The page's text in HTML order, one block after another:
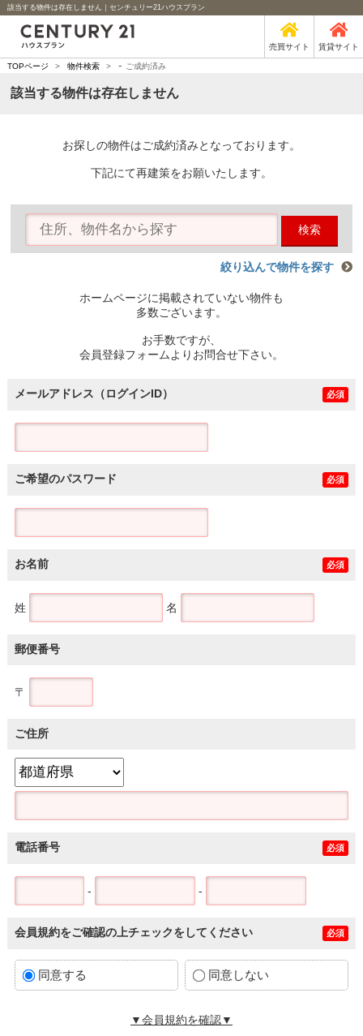
該当する物件は存在しません｜センチュリー21ハウスプラン
売買サイト 賃貸サイト
TOPページ > 物件検索 > - ご成約済み
該当する物件は存在しません
お探しの物件はご成約済みとなっております。
下記にて再建策をお願いたします。
検索
絞り込んで物件を探す
ホームページに掲載されていない物件も
多数ございます。
お手数ですが、
会員登録フォームよりお問合せ下さい。
メールアドレス（ログインID） 必須
ご希望のパスワード 必須
お名前 必須
姓 名
郵便番号
〒
ご住所
電話番号 必須
- -
会員規約をご確認の上チェックをしてください 必須
同意する 同意しない
▼会員規約を確認▼